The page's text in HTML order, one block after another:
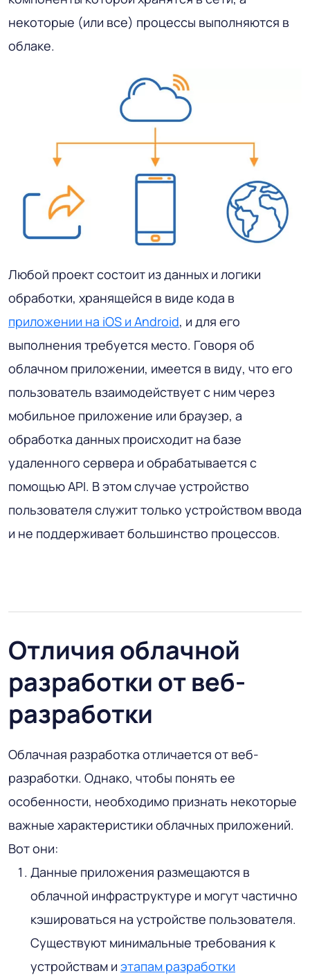
некоторые (или все) процессы выполняются в
облаке.
Любой проект состоит из данных и логики
обработки, хранящейся в виде кода в
приложении на iOS и Android, и для его
выполнения требуется место. Говоря об
облачном приложении, имеется в виду, что его
пользователь взаимодействует с ним через
мобильное приложение или браузер, а
обработка данных происходит на базе
удаленного сервера и обрабатывается с
помощью API. В этом случае устройство
пользователя служит только устройством ввода
и не поддерживает большинство процессов.
Отличия облачной
разработки от веб-
разработки
Облачная разработка отличается от веб-
разработки. Однако, чтобы понять ее
особенности, необходимо признать некоторые
важные характеристики облачных приложений.
Вот они:
Данные приложения размещаются в
облачной инфраструктуре и могут частично
кэшироваться на устройстве пользователя.
Существуют минимальные требования к
устройствам и этапам разработки